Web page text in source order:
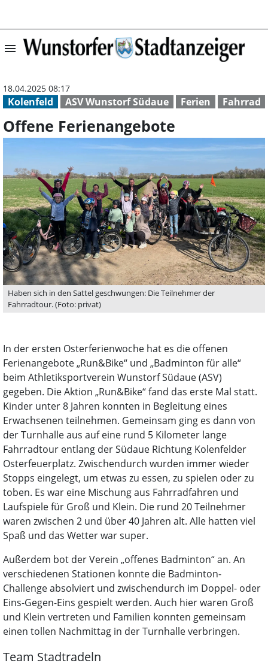
menu Offene
Kolenfeld ASV Wunstorf Südaue Ferien Fahrrad
18.04.2025 08:17
Offene Ferienangebote
Haben sich in den Sattel geschwungen: Die Teilnehmer der
Fahrradtour. (Foto: privat)
In der ersten Osterferienwoche hat es die offenen
Ferienangebote „Run&Bike“ und „Badminton für alle“
beim Athletiksportverein Wunstorf Südaue (ASV)
gegeben. Die Aktion „Run&Bike“ fand das erste Mal statt.
Kinder unter 8 Jahren konnten in Begleitung eines
Erwachsenen teilnehmen. Gemeinsam ging es dann von
der Turnhalle aus auf eine rund 5 Kilometer lange
Fahrradtour entlang der Südaue Richtung Kolenfelder
Osterfeuerplatz. Zwischendurch wurden immer wieder
Stopps eingelegt, um etwas zu essen, zu spielen oder zu
toben. Es war eine Mischung aus Fahrradfahren und
Laufspiele für Groß und Klein. Die rund 20 Teilnehmer
waren zwischen 2 und über 40 Jahren alt. Alle hatten viel
Spaß und das Wetter war super.
Außerdem bot der Verein „offenes Badminton“ an. An
verschiedenen Stationen konnte die Badminton-
Challenge absolviert und zwischendurch im Doppel- oder
Eins-Gegen-Eins gespielt werden. Auch hier waren Groß
und Klein vertreten und Familien konnten gemeinsam
einen tollen Nachmittag in der Turnhalle verbringen.
Team Stadtradeln